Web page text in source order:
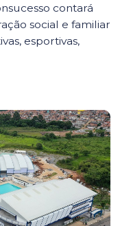
contará
social e familiar
esportivas,